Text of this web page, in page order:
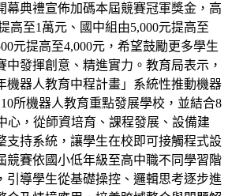
幕典禮宣佈加碼本屆競賽冠軍獎金，高
高至1萬元、國中組由5,000元提高至
元提高至4,000元，希望鼓勵更多學生
中發揮創意、精進實力。教育局表示，
機器人教育中程計畫」系統性推動機器
所機器人教育重點發展學校，並結合8
心，從師資培育、課程發展、設備建
支持系統，讓學生在校即可接觸程式設
競賽依國小低年級至高中職不同學習階
引導學生從基礎操控、邏輯思考逐步進